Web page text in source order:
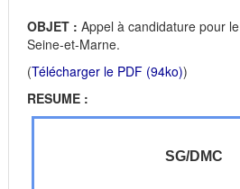
OBJET : Appel à candidature pour
Seine-et-Marne.
(Télécharger le PDF (94ko))
RESUME :
SG/DMC